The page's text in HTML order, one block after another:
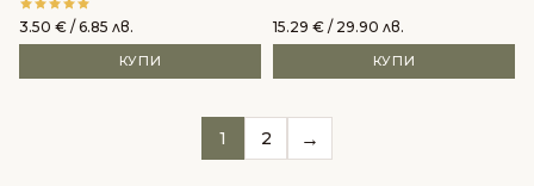
3.50 € / 6.85 лв.
КУПИ
15.29 € / 29.90 лв.
КУПИ
1 2 →